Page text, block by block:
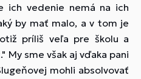
ich vedenie nemá na ich
by mať malo, a v tom je
príliš veľa pre školu a
My sme však aj vďaka pani
mohli absolvovať